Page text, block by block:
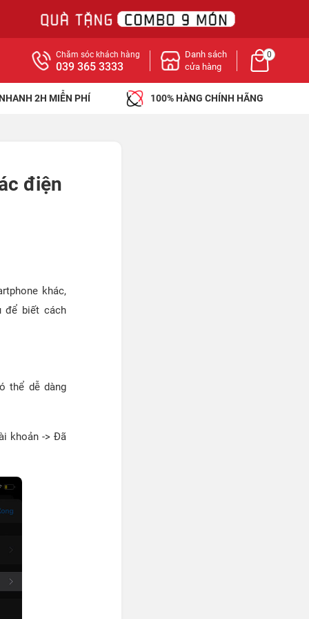
Chăm sóc khách hàng
039 365 3333
Danh sách
cửa hàng
0
2H MIỄN PHÍ 100% HÀNG CHÍNH HÃNG
điện
khác,
để biết cách
thể dễ dàng
khoản -> Đã